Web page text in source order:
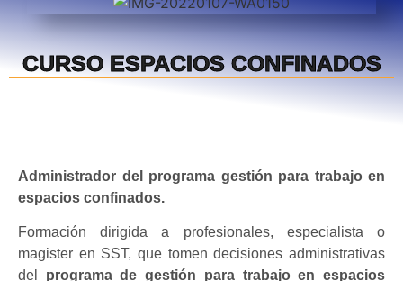
CURSO ESPACIOS CONFINADOS
Administrador del programa gestión para trabajo en
espacios confinados.
Formación dirigida a profesionales, especialista o
magister en SST, que tomen decisiones administrativas
del programa de gestión para trabajo en espacios